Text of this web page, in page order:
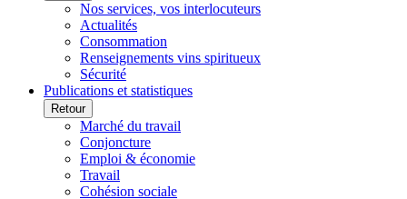
Nos services, vos interlocuteurs
Actualités
Consommation
Renseignements vins spiritueux
Sécurité
Publications et statistiques
Retour
Marché du travail
Conjoncture
Emploi & économie
Travail
Cohésion sociale